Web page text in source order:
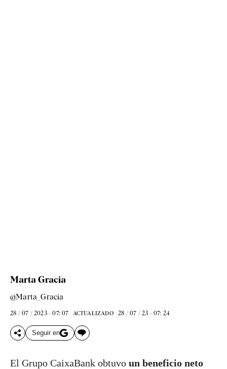
Marta Gracia
@Marta_Gracia
28 / 07 / 2023 - 07: 07 ACTUALIZADO 28 / 07 / 23 - 07: 24
Seguir en
El Grupo CaixaBank obtuvo un beneficio neto